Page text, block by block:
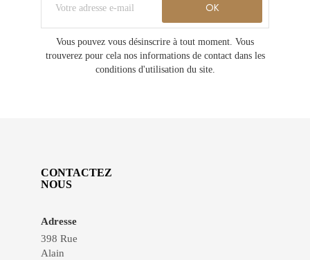
Vous pouvez vous désinscrire à tout moment. Vous
trouverez pour cela nos informations de contact dans les
conditions d'utilisation du site.
CONTACTEZ
NOUS
Adresse
398 Rue
Alain